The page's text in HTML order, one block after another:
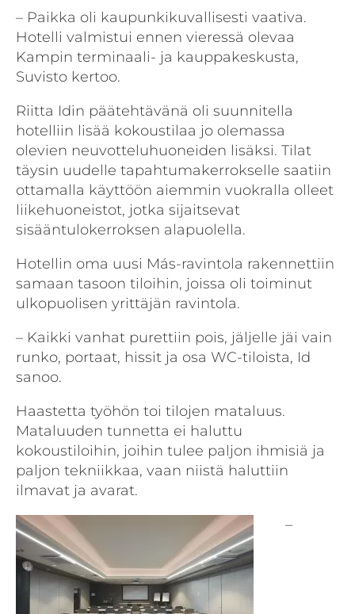
– Paikka oli kaupunkikuvallisesti vaativa.
Hotelli valmistui ennen vieressä olevaa
Kampin terminaali- ja kauppakeskusta,
Suvisto kertoo.
Riitta Idin päätehtävänä oli suunnitella
hotelliin lisää kokoustilaa jo olemassa
olevien neuvotteluhuoneiden lisäksi. Tilat
täysin uudelle tapahtumakerrokselle saatiin
ottamalla käyttöön aiemmin vuokralla olleet
liikehuoneistot, jotka sijaitsevat
sisääntulokerroksen alapuolella.
Hotellin oma uusi Más-ravintola rakennettiin
samaan tasoon tiloihin, joissa oli toiminut
ulkopuolisen yrittäjän ravintola.
– Kaikki vanhat purettiin pois, jäljelle jäi vain
runko, portaat, hissit ja osa WC-tiloista, Id
sanoo.
Haastetta työhön toi tilojen mataluus.
Mataluuden tunnetta ei haluttu
kokoustiloihin, joihin tulee paljon ihmisiä ja
paljon tekniikkaa, vaan niistä haluttiin
ilmavat ja avarat.
–